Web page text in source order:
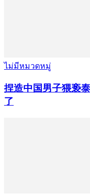
ไม่มีหมวดหมู่
捏造中国男子猥亵
了